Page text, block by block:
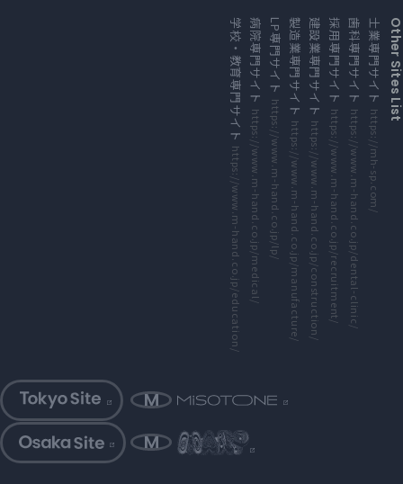
Other
士業専門サイト
https://mh-sp.com/
外部サイトにリンクします
歯科専門サイト
https://www.m-hand.co.jp/dental-clinic/
外部サイトにリンクします
採用専門サイト
https://www.m-hand.co.jp/recruitment/
外部サイトにリンクします
建設業専門サイト
https://www.m-hand.co.jp/construction/
外部サイトにリンクします
製造業専門サイト
https://www.m-hand.co.jp/manufacture/
外部サイトにリンクします
LP専門サイト
https://www.m-hand.co.jp/lp/
外部サイトにリンクします
病院専門サイト
https://www.m-hand.co.jp/medical/
外部サイトにリンクします
学校・教育専門サイト
https://www.m-hand.co.jp/education/
外部サイトにリンクします
外部サイトにリンクします
外部サイトにリンクします
外部サイトにリンクします
外部サイトにリンクします